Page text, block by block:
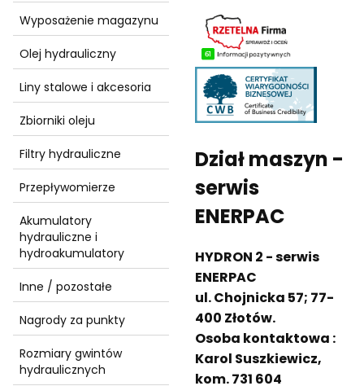
Wyposażenie magazynu
Olej hydrauliczny
Liny stalowe i akcesoria
Zbiorniki oleju
Filtry hydrauliczne
Przepływomierze
Akumulatory
hydrauliczne i
hydroakumulatory
Inne / pozostałe
Nagrody za punkty
Rozmiary gwintów
hydraulicznych
Dział maszyn -
serwis
ENERPAC
HYDRON 2 - serwis
ENERPAC
ul. Chojnicka 57; 77-
400 Złotów.
Osoba kontaktowa :
Karol Suszkiewicz,
kom. 731 604